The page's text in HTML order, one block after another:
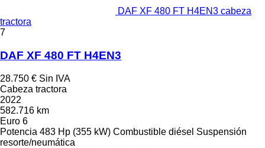
DAF XF 480 FT H4EN3 cabeza
tractora
7
DAF XF 480 FT H4EN3
28.750 € Sin IVA
Cabeza tractora
2022
582.716 km
Euro 6
Potencia 483 Hp (355 kW) Combustible diésel Suspensión
resorte/neumática